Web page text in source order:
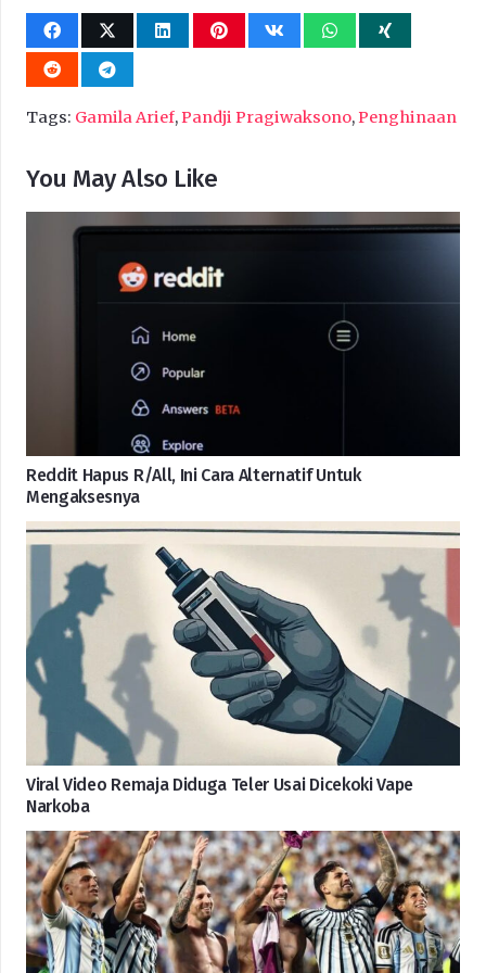
Tags: Gamila Arief,Pandji Pragiwaksono,Penghinaan
You May Also Like
Reddit Hapus R/all, Ini Cara Alternatif Untuk
Mengaksesnya
Viral Video Remaja Diduga Teler Usai Dicekoki Vape
Narkoba